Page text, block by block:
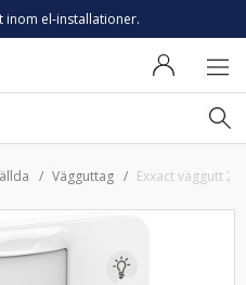
inom el-installationer.
Vägguttag Exxact väggutt